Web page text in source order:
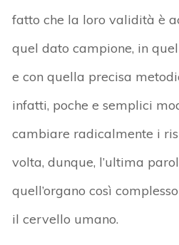
fatto che la loro validità è
quel dato campione, in
e con quella precisa
infatti, poche e semplici
cambiare radicalmente i
volta, dunque, l’ultima
quell’organo così
il cervello umano.